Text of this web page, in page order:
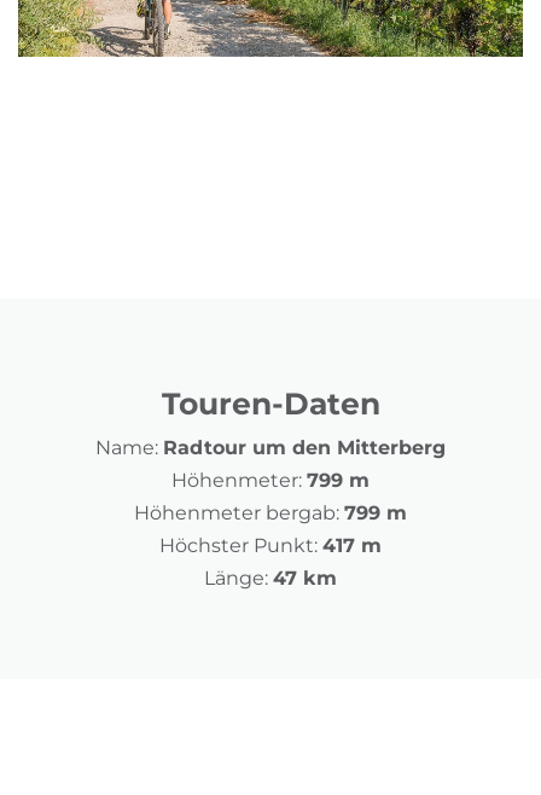
Touren-Daten
Name: Radtour um den Mitterberg
Höhenmeter: 799 m
Höhenmeter bergab: 799 m
Höchster Punkt: 417 m
Länge: 47 km